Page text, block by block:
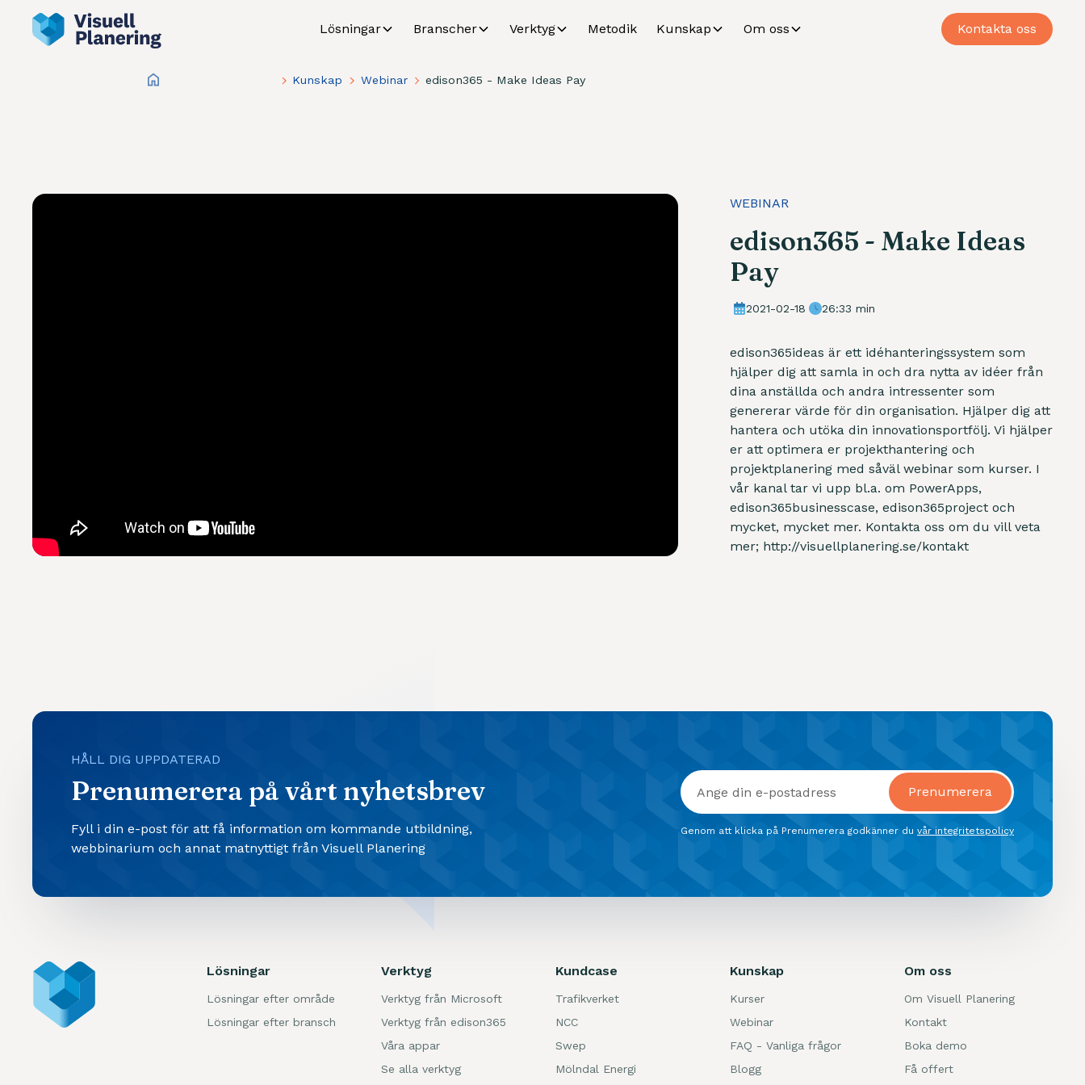
Lösningar Branscher Verktyg Metodik Kunskap Om oss Kontakta oss
Kunskap Webinar edison365 - Make Ideas Pay
WEBINAR
edison365 - Make Ideas
Pay
2021-02-18 26:33 min
edison365ideas är ett idéhanteringssystem som
hjälper dig att samla in och dra nytta av idéer från
dina anställda och andra intressenter som
genererar värde för din organisation. Hjälper dig att
hantera och utöka din innovationsportfölj. Vi hjälper
er att optimera er projekthantering och
projektplanering med såväl webinar som kurser. I
vår kanal tar vi upp bl.a. om PowerApps,
edison365businesscase, edison365project och
mycket, mycket mer. Kontakta oss om du vill veta
mer; http://visuellplanering.se/kontakt
HÅLL DIG UPPDATERAD
Prenumerera på vårt nyhetsbrev
Fyll i din e-post för att få information om kommande utbildning,
webbinarium och annat matnyttigt från Visuell Planering
Genom att klicka på Prenumerera godkänner du vår integritetspolicy
Lösningar
Lösningar efter område
Lösningar efter bransch
Verktyg
Verktyg från Microsoft
Verktyg från edison365
Våra appar
Se alla verktyg
Kundcase
Trafikverket
NCC
Swep
Mölndal Energi
Kunskap
Kurser
Webinar
FAQ - Vanliga frågor
Blogg
Om oss
Om Visuell Planering
Kontakt
Boka demo
Få offert